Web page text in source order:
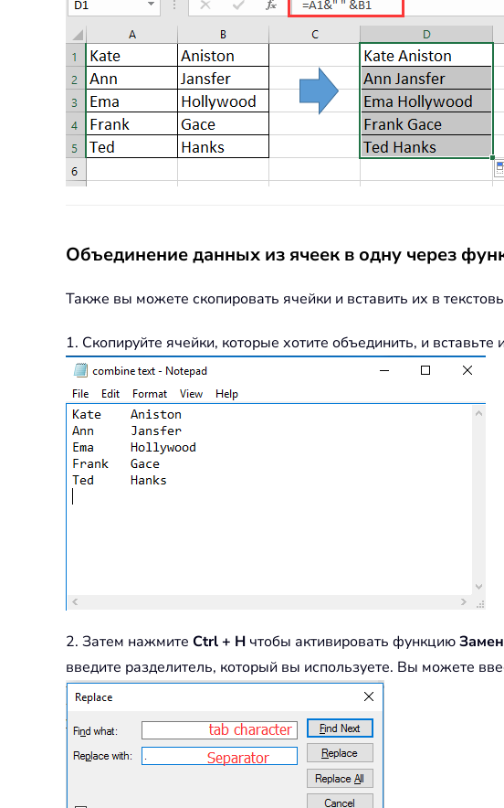
Объединение данных из ячеек в одну через
Также вы можете скопировать ячейки и вставить их в
1. Скопируйте ячейки, которые хотите объединить, и вставьте
2. Затем нажмите Ctrl + H чтобы активировать функцию
введите разделитель, который вы используете. Вы можете